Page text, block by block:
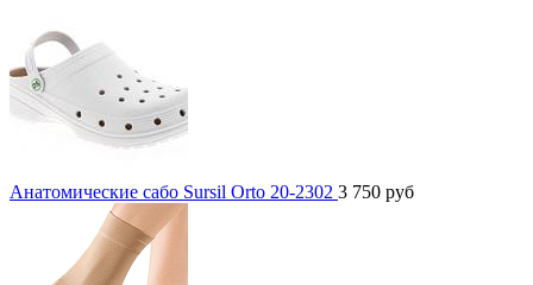
Анатомические сабо Sursil Orto 20-2302 3 750 руб